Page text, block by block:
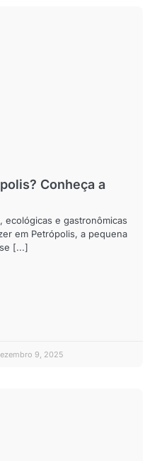
Conheça a
ecológicas e gastronômicas
em Petrópolis, a pequena
[...]
9, 2025